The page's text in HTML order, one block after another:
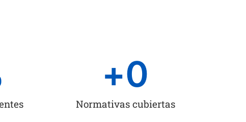
Normativas cubiertas
+0